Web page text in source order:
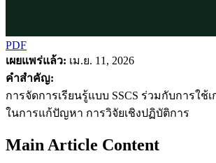
PDF
เผยแพร่แล้ว: เม.ย. 11, 2026
คำสำคัญ:
การจัดการเรียนรู้แบบ SSCS ร่วมกับการใช้
ในการแก้ปัญหา การวิจัยเชิงปฏิบัติการ
Main Article Content